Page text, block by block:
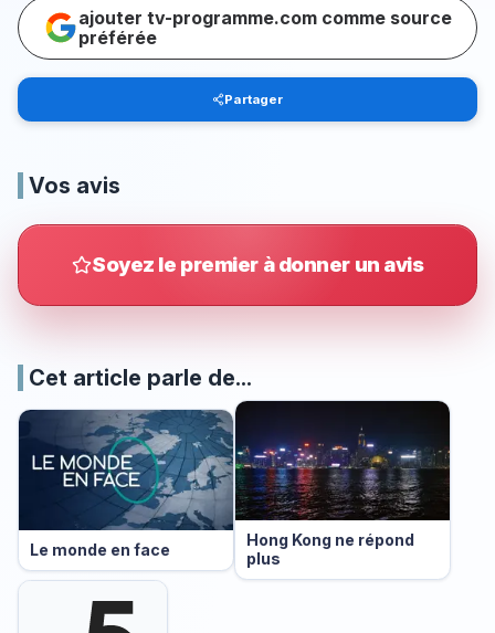
ajouter tv-programme.com comme source
préférée
Partager
Vos avis
Soyez le premier à donner un avis
Cet article parle de...
Le monde en face
Hong Kong ne répond
plus